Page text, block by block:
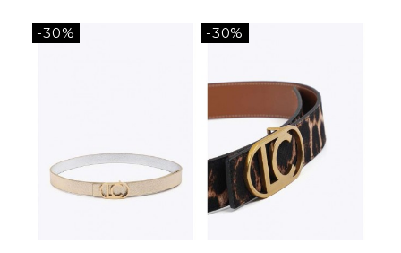
-30% -30%